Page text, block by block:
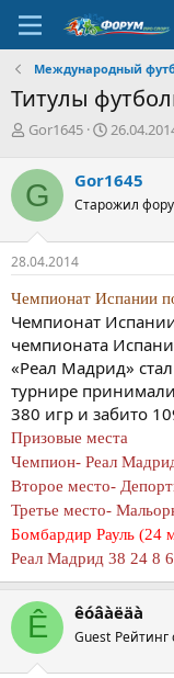
Международный
Титулы
А
т
о
р
т
е
м
Gor1645
Д
а
н
ч
а
G Gor1645
Старожил
28.04.2014
Чемпионат Испании
Чемпионат
чемпионата
«Реал Мадрид»
турнире
380 игр и забито
Призовые места
Чемпион- Реал
Второе место-
Третье место-
Бомбардир Рауль (24
Реал Мадрид 38 24 8
Ê êóâàëäà
Guest Рейтинг